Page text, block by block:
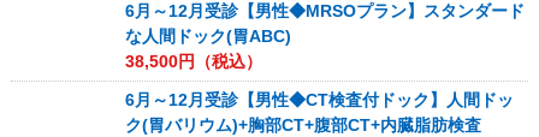
6月～12月受診【男性◆MRSOプラン】スタンダード
な人間ドック(胃ABC)
38,500円（税込）
6月～12月受診【男性◆CT検査付ドック】人間ドッ
ク(胃バリウム)+胸部CT+腹部CT+内臓脂肪検査